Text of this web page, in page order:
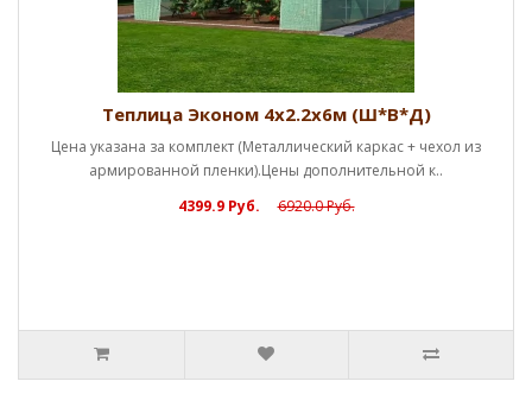
Теплица Эконом 4х2.2х6м (Ш*В*Д)
Цена указана за комплект (Металлический каркас + чехол из
армированной пленки).Цены дополнительной к..
4399.9 Руб.
6920.0 Руб.